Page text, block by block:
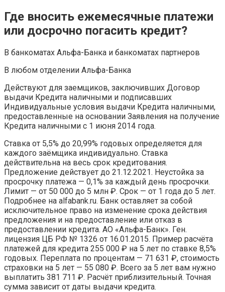
Где вносить ежемесячные платежи
или досрочно погасить кредит?
В банкоматах Альфа-Банка и банкоматах партнеров
В любом отделении Альфа-Банка
Действуют для заемщиков, заключивших Договор
выдачи Кредита наличными и подписавших
Индивидуальные условия выдачи Кредита наличными,
предоставленные на основании Заявления на получение
Кредита наличными с 1 июня 2014 года.
Ставка от 5,5% до 20,99% годовых определяется для
каждого заёмщика индивидуально. Ставка
действительна на весь срок кредитования.
Предложение действует до 21.12.2021. Неустойка за
просрочку платежа — 0,1% за каждый день просрочки.
Лимит — от 50 000 до 5 млн ₽. Срок — от 1 года до 5 лет.
Подробнее на alfabank.ru. Банк оставляет за собой
исключительное право на изменение срока действия
предложения и на предоставление или отказ в
предоставлении кредита. АО «Альфа-Банк». Ген.
лицензия ЦБ РФ № 1326 от 16.01.2015. Пример расчёта
платежей для кредита 255 000 ₽ на 5 лет по ставке 8,5%
годовых. Переплата по процентам — 71 631 ₽, стоимость
страховки на 5 лет — 55 080 ₽. Всего за 5 лет вам нужно
выплатить 381 711 ₽. Расчёт приблизительный. Точная
сумма зависит от даты выдачи кредита.